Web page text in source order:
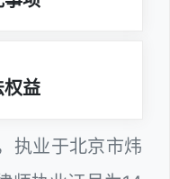
权益
执业于北京市炜